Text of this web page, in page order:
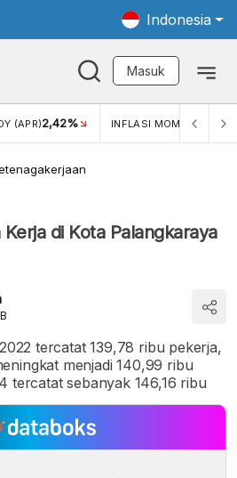
Indonesia
Masuk
(APR)2,42% INFLASI MOM (APR)
di Kota Palangkaraya
tercatat 139,78 ribu pekerja,
menjadi 140,99 ribu
tercatat sebanyak 146,16 ribu